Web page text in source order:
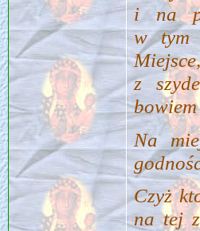
i na
w tym
z
Na
Czyż
na tej